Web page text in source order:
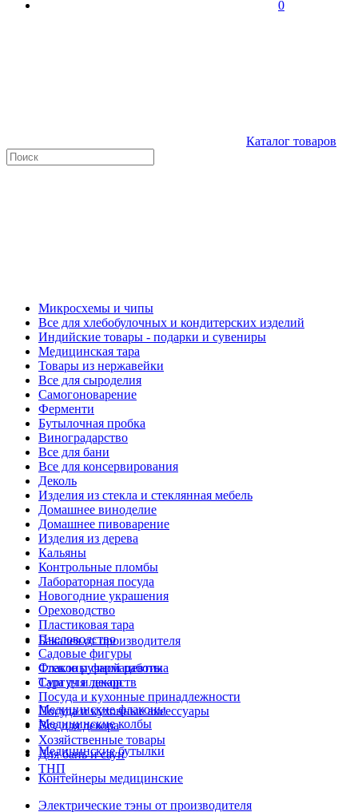
0
Каталог товаров
Микросхемы и чипы
Все для хлебобулочных и кондитерских изделий
Индийские товары - подарки и сувениры
Медицинская тара
Товары из нержавейки
Все для сыроделия
Самогоноварение
Ферменти
Бутылочная пробка
Виноградарство
Все для бани
Все для консервирования
Деколь
Изделия из стекла и стеклянная мебель
Домашнее виноделие
Домашнее пивоварение
Изделия из дерева
Кальяны
Контрольные пломбы
Лабораторная посуда
Новогодние украшения
Ореховодство
Пластиковая тара
Пчеловодство
Садовые фигуры
Стекло ручной работы
Сургуч и декор
Посуда и кухонные принадлежности
Посуда и кухонные аксессуары
Все для декора
Хозяйственные товары
Для бань и саун
ТНП
Бакалея от производителя
Флаконы фармацевтика
Тара для лекарств
Медицинские флаконы
Медицинские колбы
Медицинские бутылки
Контейнеры медицинские
Электрические тэны от производителя